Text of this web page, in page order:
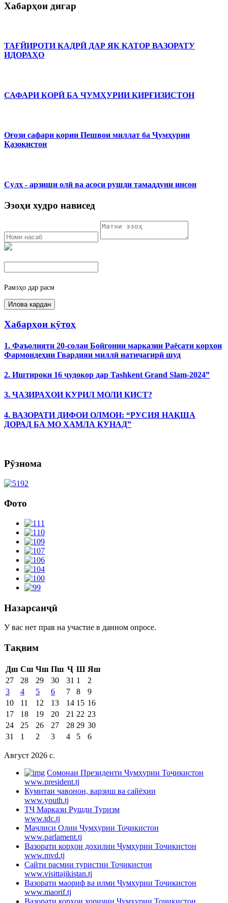
Хабарҳои дигар
ТАҒЙИРОТИ КАДРӢ ДАР ЯК ҚАТОР ВАЗОРАТУ
ИДОРАҲО
САФАРИ КОРӢ БА ҶУМҲУРИИ ҚИРҒИЗИСТОН
Оғози сафари кории Пешвои миллат ба Ҷумҳурии
Қазоқистон
Сулҳ - арзиши олӣ ва асоси рушди тамаддуни инсон
Эзоҳи худро нависед
Рамзҳо дар расм
Хабарҳои кӯтоҳ
1. Фаъолияти 20-солаи Бойгонии марказии Раёсати корҳои
Фармондеҳии Гвардияи миллӣ натиҷагирӣ шуд
2. Иштироки 16 ҷудокор дар Tashkent Grand Slam-2024”
3. ҶАЗИРАҲОИ КУРИЛ МОЛИ КИСТ?
4. ВАЗОРАТИ ДИФОИ ОЛМОН: “РУСИЯ НАҚША
ДОРАД БА МО ҲАМЛА КУНАД”
Рӯзнома
Фото
Назарсанҷӣ
У вас нет прав на участие в данном опросе.
Тақвим
Дш Сш Чш Пш Ҷ Ш Яш
27
28 29 30 31 1
2
3
4 5 6 7 8
9
10
11 12 13 14 15 16
17
18 19 20 21 22 23
24
25 26 27 28 29 30
31
1 2 3 4 5 6
Август 2026 c.
Cомонаи Президенти Ҷумҳурии Тоҷикистон
www.president.tj
Кумитаи ҷавонон, варзиш ва сайёҳии
www.youth.tj
ТҶ Маркази Рушди Туризм
www.tdc.tj
Маҷлиси Олии Ҷумҳурии Тоҷикистон
www.parlament.tj
Вазорати корҳои дохилии Ҷумҳурии Тоҷикистон
www.mvd.tj
Сайти расмии туристии Тоҷикистон
www.visittajikistan.tj
Вазорати маориф ва илми Ҷумҳурии Тоҷикистон
www.maorif.tj
Вазорати корҳои хориҷии Ҷумҳурии Тоҷикистон